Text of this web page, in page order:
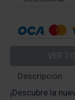
Descripción
¡Descubre la